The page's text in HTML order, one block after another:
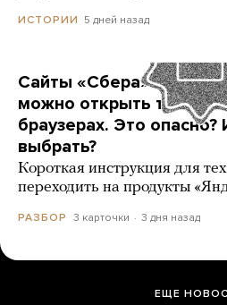
ИСТОРИИ 5 дней назад
Сайты «Сбера» и
можно открыть только
браузерах. Это опасно?
выбрать?
Короткая инструкция для
переходить на продукты
РАЗБОР 3 карточки 3 дня назад
ЕЩЕ